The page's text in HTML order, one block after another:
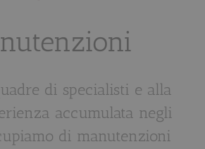
di specialisti e alla
accumulata negli
di manutenzioni